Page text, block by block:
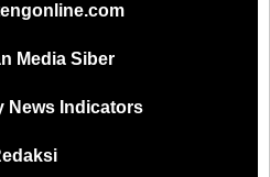
Media Siber
News Indicators